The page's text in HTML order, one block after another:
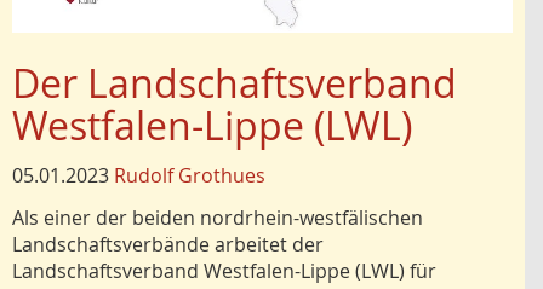
Der Landschaftsverband
Westfalen-Lippe (LWL)
05.01.2023 Rudolf Grothues
Als einer der beiden nordrhein-westfälischen
Landschaftsverbände arbeitet der
Landschaftsverband Westfalen-Lippe (LWL) für